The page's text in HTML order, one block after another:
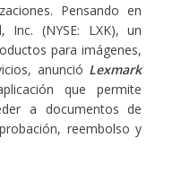
Pensando en
Inc. (NYSE: LXK), un
para imágenes,
anunció Lexmark
que permite
a documentos de
reembolso y